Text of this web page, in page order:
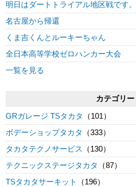
明日はダートトライアル地区戦です。
名古屋から帰還
くま吉くんとルーキーちゃん
全日本高等学校ゼロハンカー大会
一覧を見る
カテゴリー
GRガレージ TSタカタ
（101）
ボデーショップタカタ
（333）
タカタテクノサービス
（130）
テクニックステージタカタ
（87）
TSタカタサーキット
（196）